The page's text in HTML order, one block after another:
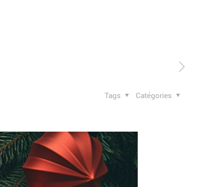
Catégories
Tags